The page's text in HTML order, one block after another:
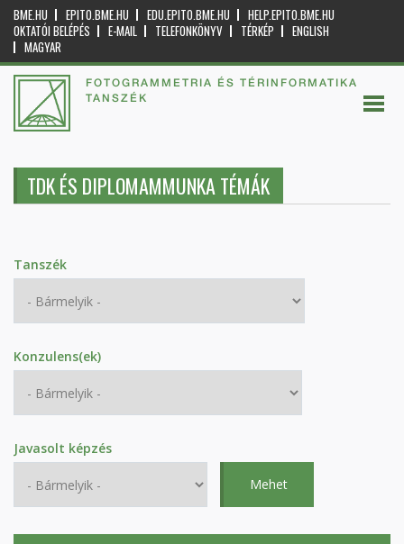
BME.HU EPITO.BME.HU EDU.EPITO.BME.HU
HELP.EPITO.BME.HU
OKTATÓI BELÉPÉS
E-MAIL TELEFONKÖNYV TÉRKÉP
ENGLISH
MAGYAR
FOTOGRAMMETRIA ÉS TÉRINFORMATIKA
TANSZÉK
TDK ÉS DIPLOMAMMUNKA TÉMÁK
Tanszék
Konzulens(ek)
Javasolt képzés